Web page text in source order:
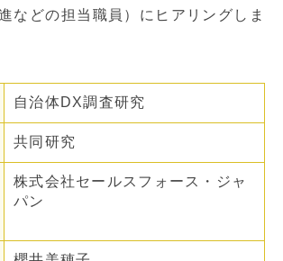
などの担当職員）にヒアリングしま
自治体DX調査研究
共同研究
株式会社セールスフォース・ジャ
パン